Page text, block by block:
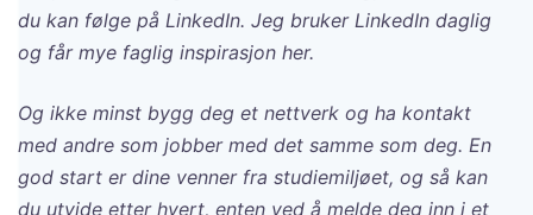
du kan følge på LinkedIn. Jeg bruker LinkedIn daglig
og får mye faglig inspirasjon her.
Og ikke minst bygg deg et nettverk og ha kontakt
med andre som jobber med det samme som deg. En
god start er dine venner fra studiemiljøet, og så kan
du utvide etter hvert, enten ved å melde deg inn i et